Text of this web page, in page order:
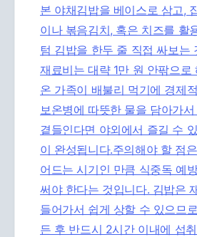
본 야채김밥을 베이스로 삼고,
이나 볶음김치, 혹은 치즈를 활
텀 김밥을 한두 줄 직접 싸보는
재료비는 대략 1만 원 안팎으로
온 가족이 배불리 먹기에 경제
보온병에 따뜻한 물을 담아가
곁들인다면 야외에서 즐길 수
이 완성됩니다.주의해야 할 점
어드는 시기인 만큼 식중독 예
써야 한다는 것입니다. 김밥은
들어가서 쉽게 상할 수 있으므
든 후 반드시 2시간 이내에 섭